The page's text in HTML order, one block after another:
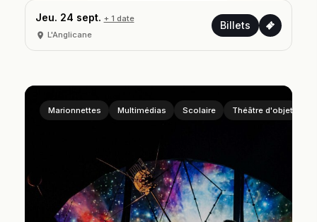
Jeu. 24 sept. + 1 date
L'Anglicane
Billets
Marionnettes Multimédias Scolaire Théâtre d'objets